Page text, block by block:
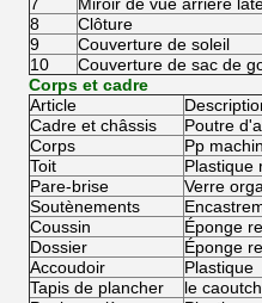
8
Clôture
9
Couverture de soleil
10
Couverture de sac de
Corps et cadre
Article
Cadre et châssis
Poutre
Corps
Pp
Toit
Plastique
Pare-brise
Verre
Soutènements
Coussin
Éponge
Dossier
Éponge
Accoudoir
Plastique
Tapis de plancher
le